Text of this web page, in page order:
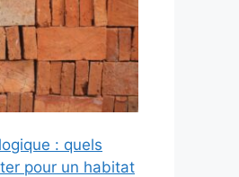
: quels
pour un habitat